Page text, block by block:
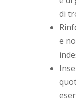
di
e